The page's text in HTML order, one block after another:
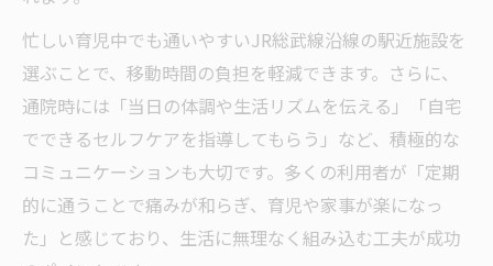
忙しい育児中でも通いやすいJR総武線沿線の駅近施設を
選ぶことで、移動時間の負担を軽減できます。さらに、
通院時には「当日の体調や生活リズムを伝える」「自宅
でできるセルフケアを指導してもらう」など、積極的な
コミュニケーションも大切です。多くの利用者が「定期
的に通うことで痛みが和らぎ、育児や家事が楽になっ
た」と感じており、生活に無理なく組み込む工夫が成功